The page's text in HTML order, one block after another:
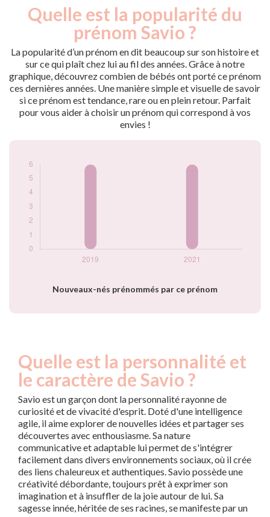
Quelle est la popularité du
prénom Savio ?
La popularité d’un prénom en dit beaucoup sur son histoire et
sur ce qui plaît chez lui au fil des années. Grâce à notre
graphique, découvrez combien de bébés ont porté ce prénom
ces dernières années. Une manière simple et visuelle de savoir
si ce prénom est tendance, rare ou en plein retour. Parfait
pour vous aider à choisir un prénom qui correspond à vos
envies !
Nouveaux-nés prénommés par ce prénom
Popularité du
prénom Savio par
année
Année
Nouveaux-
nés
2021
6
Quelle est la personnalité et
le caractère de Savio ?
Savio est un garçon dont la personnalité rayonne de
curiosité et de vivacité d'esprit. Doté d'une intelligence
agile, il aime explorer de nouvelles idées et partager ses
découvertes avec enthousiasme. Sa nature
communicative et adaptable lui permet de s'intégrer
facilement dans divers environnements sociaux, où il crée
des liens chaleureux et authentiques. Savio possède une
créativité débordante, toujours prêt à exprimer son
imagination et à insuffler de la joie autour de lui. Sa
sagesse innée, héritée de ses racines, se manifeste par un